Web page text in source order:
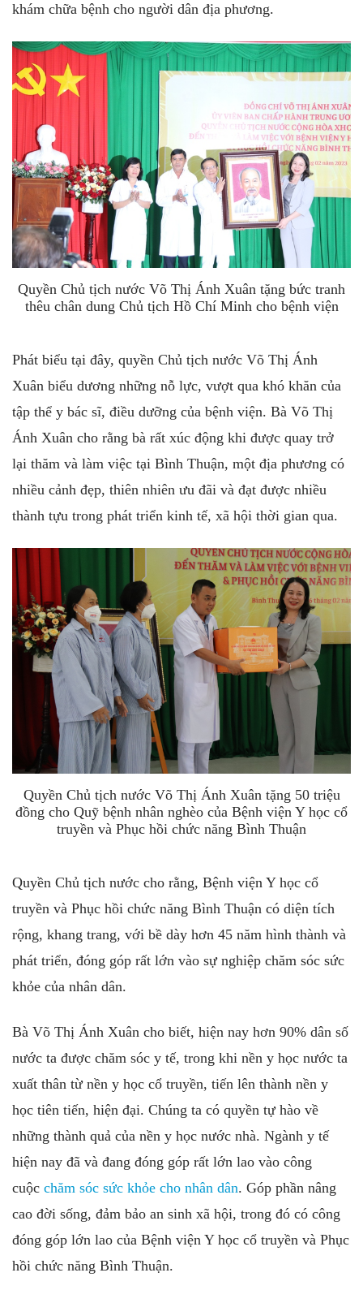
khám chữa bệnh cho người dân địa phương.
Quyền Chủ tịch nước Võ Thị Ánh Xuân tặng bức tranh
thêu chân dung Chủ tịch Hồ Chí Minh cho bệnh viện
Phát biểu tại đây, quyền Chủ tịch nước Võ Thị Ánh
Xuân biểu dương những nỗ lực, vượt qua khó khăn của
tập thể y bác sĩ, điều dưỡng của bệnh viện. Bà Võ Thị
Ánh Xuân cho rằng bà rất xúc động khi được quay trở
lại thăm và làm việc tại Bình Thuận, một địa phương có
nhiều cảnh đẹp, thiên nhiên ưu đãi và đạt được nhiều
thành tựu trong phát triển kinh tế, xã hội thời gian qua.
Quyền Chủ tịch nước Võ Thị Ánh Xuân tặng 50 triệu
đồng cho Quỹ bệnh nhân nghèo của Bệnh viện Y học cổ
truyền và Phục hồi chức năng Bình Thuận
Quyền Chủ tịch nước cho rằng, Bệnh viện Y học cổ
truyền và Phục hồi chức năng Bình Thuận có diện tích
rộng, khang trang, với bề dày hơn 45 năm hình thành và
phát triển, đóng góp rất lớn vào sự nghiệp chăm sóc sức
khỏe của nhân dân.
Bà Võ Thị Ánh Xuân cho biết, hiện nay hơn 90% dân số
nước ta được chăm sóc y tế, trong khi nền y học nước ta
xuất thân từ nền y học cổ truyền, tiến lên thành nền y
học tiên tiến, hiện đại. Chúng ta có quyền tự hào về
những thành quả của nền y học nước nhà. Ngành y tế
hiện nay đã và đang đóng góp rất lớn lao vào công
cuộc chăm sóc sức khỏe cho nhân dân. Góp phần nâng
cao đời sống, đảm bảo an sinh xã hội, trong đó có công
đóng góp lớn lao của Bệnh viện Y học cổ truyền và Phục
hồi chức năng Bình Thuận.